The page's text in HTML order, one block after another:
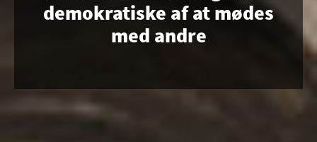
demokratiske af at mødes
med andre